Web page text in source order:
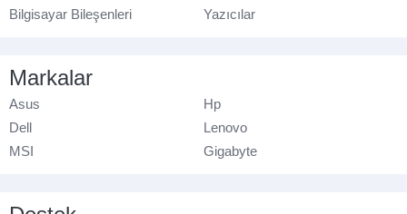
Bilgisayar Bileşenleri
Yazıcılar
Markalar
Asus
Hp
Dell
Lenovo
MSI
Gigabyte